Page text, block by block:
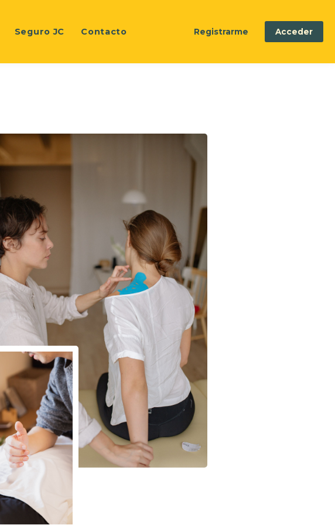
Seguro JC Contacto Registrarme Acceder